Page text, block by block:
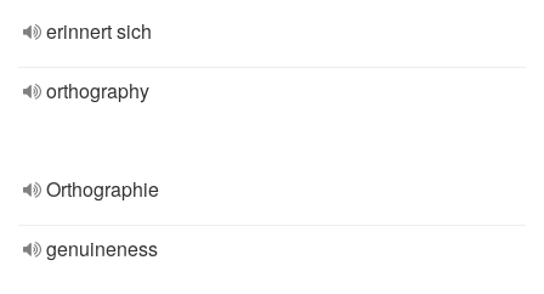
erinnert sich
orthography
Orthographie
genuineness